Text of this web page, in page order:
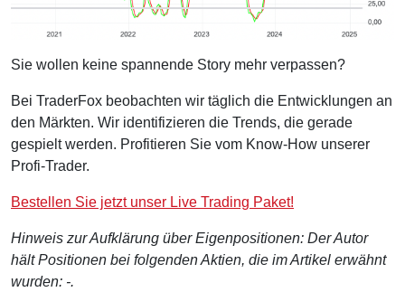
Sie wollen keine spannende Story mehr verpassen?
Bei TraderFox beobachten wir täglich die Entwicklungen an
den Märkten. Wir identifizieren die Trends, die gerade
gespielt werden. Profitieren Sie vom Know-How unserer
Profi-Trader.
Bestellen Sie jetzt unser Live Trading Paket!
Hinweis zur Aufklärung über Eigenpositionen: Der Autor
hält Positionen bei folgenden Aktien, die im Artikel erwähnt
wurden: -.